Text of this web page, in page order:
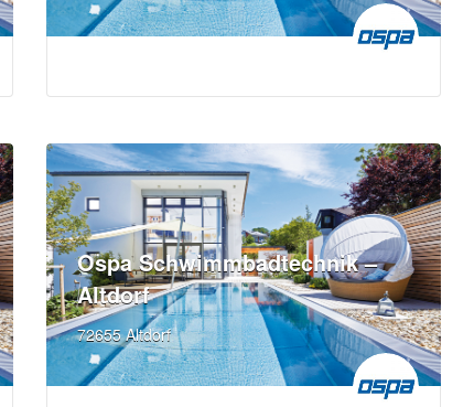
Ospa Schwimmbadtechnik –
Altdorf
72655 Altdorf